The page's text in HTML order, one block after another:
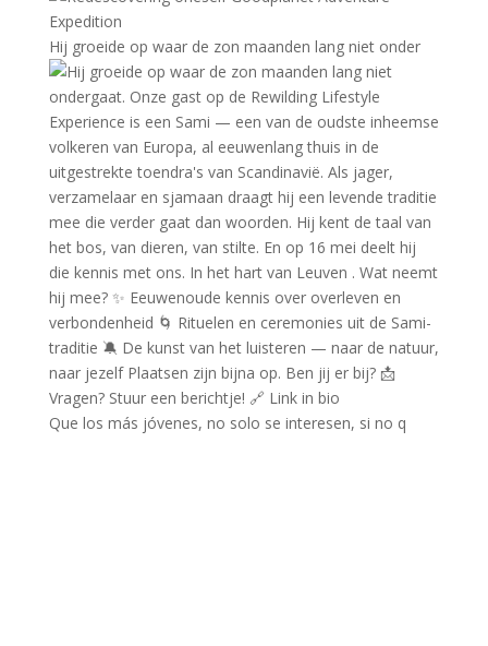
Hij groeide op waar de zon maanden lang niet onder
Que los más jóvenes, no solo se interesen, si no q